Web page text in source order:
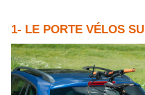
1- LE PORTE VÉLOS